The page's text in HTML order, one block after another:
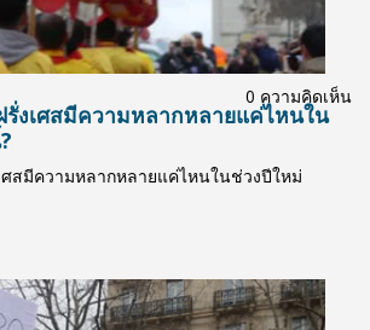
0 ความคิดเห็น
งเศสมีความหลากหลายแค่ไหนใน
สมีความหลากหลายแค่ไหนในช่วงปีใหม่